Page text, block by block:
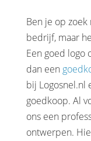
Ben je op
bedrijf, maar
Een goed logo
dan een
bij Logosnel.nl
goedkoop. Al
ons een
ontwerpen.